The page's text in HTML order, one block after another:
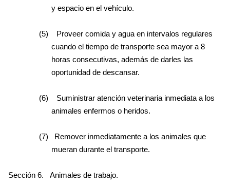
y espacio en el vehículo.
(5)
Proveer comida y agua en intervalos regulares
cuando el tiempo de transporte sea mayor a 8
horas consecutivas, además de darles las
oportunidad de descansar.
(6)
Suministrar atención veterinaria inmediata a los
animales enfermos o heridos.
(7)
Remover inmediatamente a los animales que
mueran durante el transporte.
Sección 6. Animales de trabajo.